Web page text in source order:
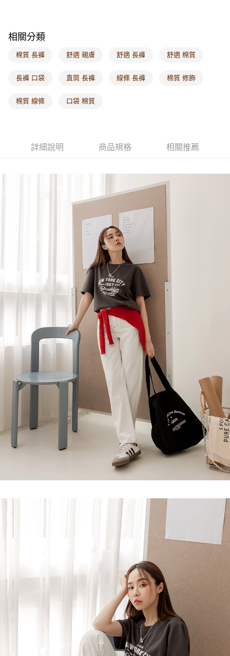
海外配送-歐美地區
相關分類
棉質 長褲 舒適 親膚 舒適 長褲 舒適 棉質
長褲 口袋 直筒 長褲 線條 長褲 棉質 修飾
棉質 線條 口袋 棉質
詳細說明 商品規格 相關推薦